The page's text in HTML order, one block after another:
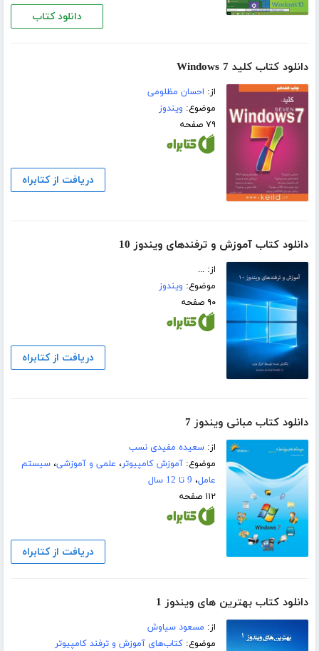
دانلود کتاب
دانلود کتاب کلید Windows 7
از: احسان مظلومی
موضوع: ویندوز
۷۹ صفحه
دریافت از کتابراه
دانلود کتاب آموزش و ترفندهای ویندوز 10
از: ...
موضوع: ویندوز
۹۰ صفحه
دریافت از کتابراه
دانلود کتاب مبانی ویندوز 7
از:سعیده مفیدی نسب
موضوع:آموزش کامپیوتر، علمی و آموزشی،سیستم
عامل، 9 تا 12 سال
۱۱۲ صفحه
دریافت از کتابراه
دانلود کتاب بهترین های ویندوز 1
از: مسعود سیاوش
موضوع:کتاب‌های آموزش و ترفند کامپیوتر